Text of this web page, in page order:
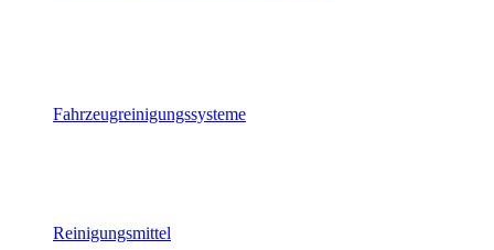
Fahrzeugreinigungssysteme
Reinigungsmittel